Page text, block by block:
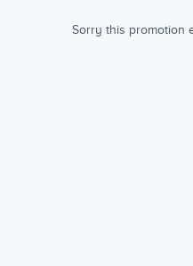
Sorry this promotion